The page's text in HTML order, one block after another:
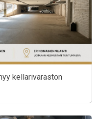
kellarivaraston